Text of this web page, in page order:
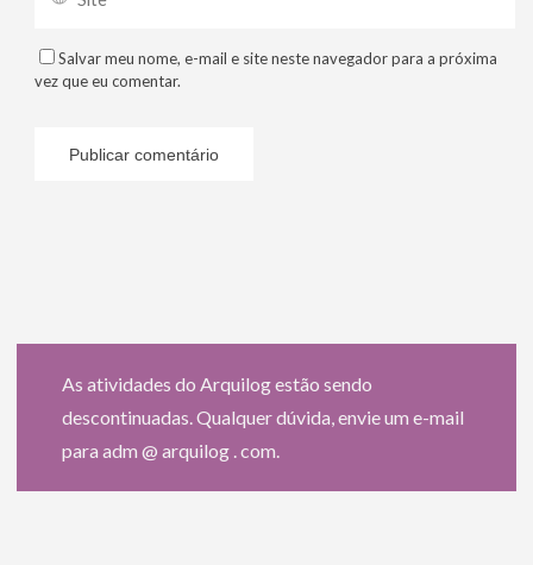
Salvar meu nome, e-mail e site neste navegador para a próxima
vez que eu comentar.
As atividades do Arquilog estão sendo
descontinuadas. Qualquer dúvida, envie um e-mail
para adm @ arquilog . com.